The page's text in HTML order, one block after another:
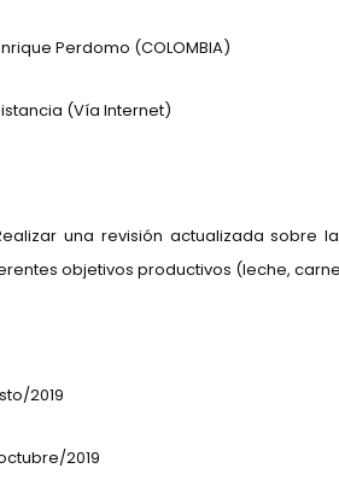
Perdomo (COLOMBIA)
(Vía Internet)
una revisión actualizada sobre
objetivos productivos (leche,
2019
2019